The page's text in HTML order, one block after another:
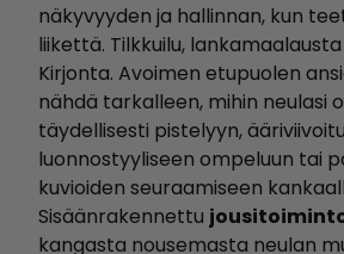
näkyvyyden ja hallinnan, kun
liikettä. Tilkkuilu,
Kirjonta. Avoimen etupuolen
nähdä tarkalleen, mihin neulasi
täydellisesti pistelyyn,
luonnostyyliseen ompeluun tai
kuvioiden seuraamiseen
Sisäänrakennettu
kangasta nousemasta neulan